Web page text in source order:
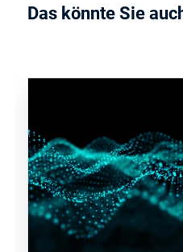
Das könnte Sie